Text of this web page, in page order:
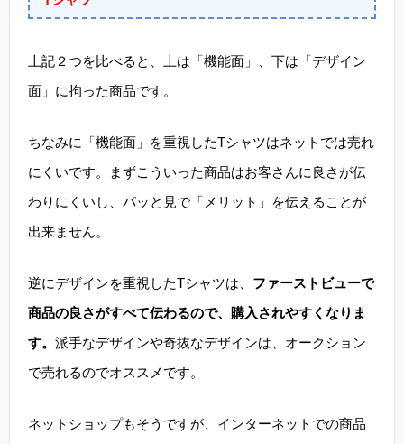
上記２つを比べると、上は「機能面」、下は「デザイン
面」に拘った商品です。
ちなみに「機能面」を重視したTシャツはネットでは売れ
にくいです。まずこういった商品はお客さんに良さが伝
わりにくいし、パッと見で「メリット」を伝えることが
出来ません。
逆にデザインを重視したTシャツは、 ファーストビューで
商品の良さがすべて伝わるので、購入されやすくなりま
す。 派手なデザインや奇抜なデザインは、オークション
で売れるのでオススメです。
ネットショップもそうですが、インターネットでの商品